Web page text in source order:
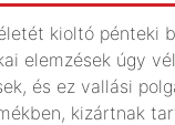
kioltó pénteki
elemzések úgy
és ez vallási
kizártnak